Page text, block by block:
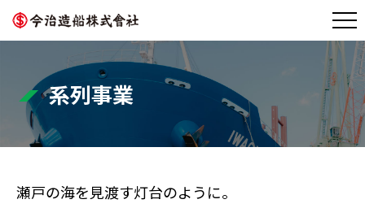
系列事業
瀬戸の海を見渡す灯台のように。